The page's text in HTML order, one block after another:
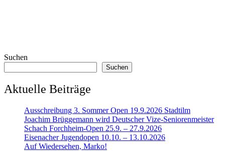
Suchen
Suchen
Aktuelle Beiträge
Ausschreibung 3. Sommer Open 19.9.2026 Stadtilm
Joachim Brüggemann wird Deutscher Vize-Seniorenmeister
Schach Forchheim-Open 25.9. – 27.9.2026
Eisenacher Jugendopen 10.10. – 13.10.2026
Auf Wiedersehen, Marko!